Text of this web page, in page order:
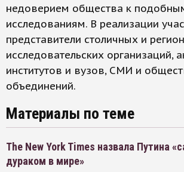
недоверием общества к
исследованиям. В реализации
представители столичных и
исследовательских организаций,
институтов и вузов, СМИ и
объединений.
Материалы по теме
The New York Times назвала Путина
дураком в мире»